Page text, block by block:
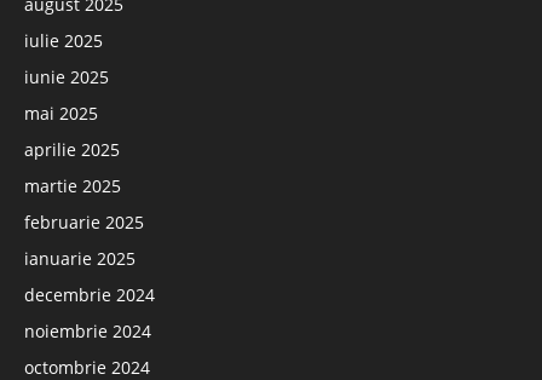
iulie 2025
iunie 2025
mai 2025
aprilie 2025
martie 2025
februarie 2025
ianuarie 2025
decembrie 2024
noiembrie 2024
octombrie 2024